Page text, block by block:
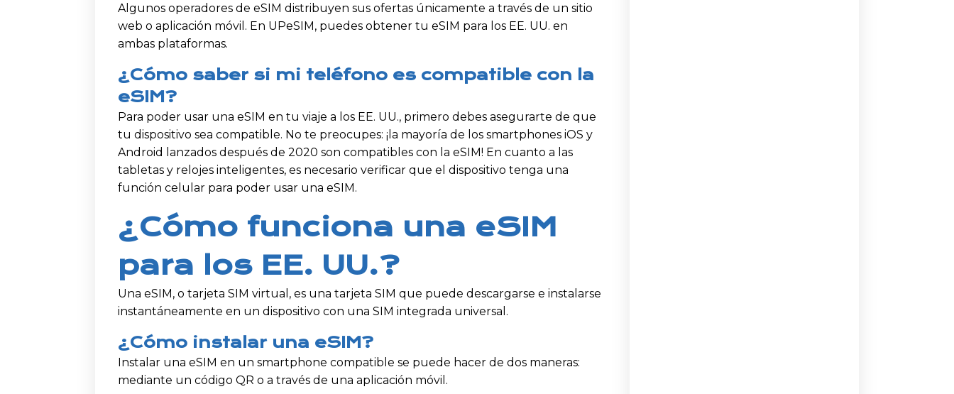
Algunos operadores de eSIM distribuyen sus ofertas únicamente a través de un sitio
web o aplicación móvil. En UPeSIM, puedes obtener tu eSIM para los EE. UU. en
ambas plataformas.
¿Cómo saber si mi teléfono es compatible con la
eSIM?
Para poder usar una eSIM en tu viaje a los EE. UU., primero debes asegurarte de que
tu dispositivo sea compatible. No te preocupes: ¡la mayoría de los smartphones iOS y
Android lanzados después de 2020 son compatibles con la eSIM! En cuanto a las
tabletas y relojes inteligentes, es necesario verificar que el dispositivo tenga una
función celular para poder usar una eSIM.
¿Cómo funciona una eSIM
para los EE. UU.?
Una eSIM, o tarjeta SIM virtual, es una tarjeta SIM que puede descargarse e instalarse
instantáneamente en un dispositivo con una SIM integrada universal.
¿Cómo instalar una eSIM?
Instalar una eSIM en un smartphone compatible se puede hacer de dos maneras:
mediante un código QR o a través de una aplicación móvil.